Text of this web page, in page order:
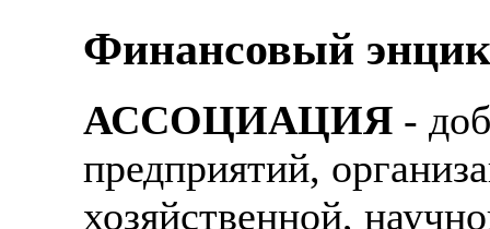
Финансовый
АССОЦИАЦИЯ -
предприятий,
хозяйственной,